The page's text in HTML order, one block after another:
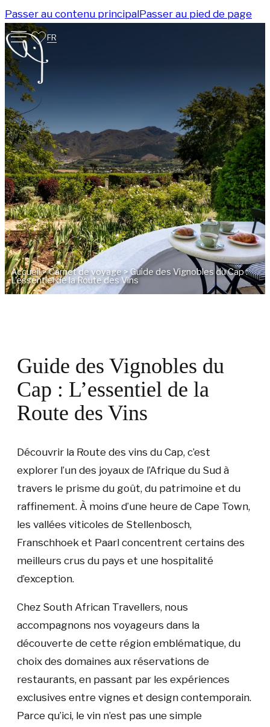
Passer au contenu principalPasser au pied de page
FR
Accueil>Carnet de voyage>Guide des Vignobles du Cap :
L’essentiel de la Route des Vins
Guide des Vignobles du
Cap : L’essentiel de la
Route des Vins
Découvrir la Route des vins du Cap, c’est
explorer l’un des joyaux de l’Afrique du Sud à
travers le prisme du goût, du patrimoine et du
raffinement. À moins d’une heure de Cape Town,
les vallées viticoles de Stellenbosch,
Franschhoek et Paarl concentrent certains des
meilleurs crus du pays et une hospitalité
d’exception.
Chez South African Travellers, nous
accompagnons nos voyageurs dans la
découverte de cette région emblématique, du
choix des domaines aux réservations de
restaurants, en passant par les expériences
exclusives entre vignes et design contemporain.
Parce qu’ici, le vin n’est pas une simple